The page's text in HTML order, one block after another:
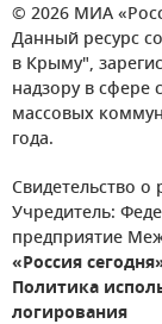
© 2026 МИА
Данный ресурс
в Крыму",
надзору в
массовых
года.
Свидетельство
Учредитель:
предприятие
«Россия
Политика
логирования